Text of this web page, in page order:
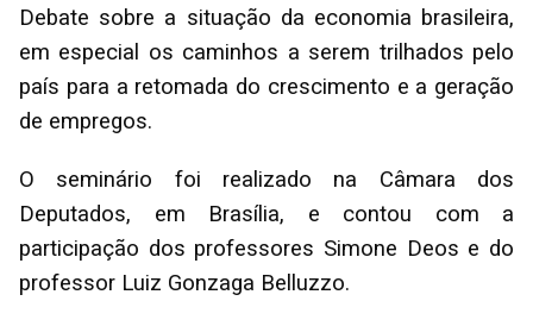
Debate sobre a situação da economia brasileira,
em especial os caminhos a serem trilhados pelo
país para a retomada do crescimento e a geração
de empregos.
O seminário foi realizado na Câmara dos
Deputados, em Brasília, e contou com a
participação dos professores Simone Deos e do
professor Luiz Gonzaga Belluzzo.